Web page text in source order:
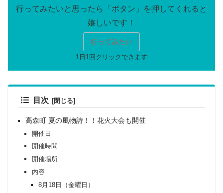
行ってみたい
目次
高森町 夏の風物詩！！花火大会も開催
開催日
開催時間
開催場所
内容
8月18日（金曜日）